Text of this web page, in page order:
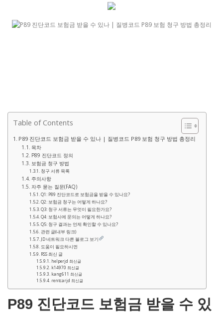
Table of Contents
P89 진단코드 보험금 받을 수 있나 | 질병코드 P89 보험 청구 방법 총정리
목차
P89 진단코드 정의
보험금 청구 방법
청구 서류 목록
주의사항
자주 묻는 질문(FAQ)
Q1: P89 진단코드로 보험금을 받을 수 있나요?
Q2: 보험금 청구는 어떻게 하나요?
Q3: 청구 서류는 무엇이 필요한가요?
Q4: 보험사에 문의는 어떻게 하나요?
Q5: 청구 결과는 언제 확인할 수 있나요?
관련 글(내부 링크)
JD 네트워크 다른 블로그 보기
도움이 필요하시면
RSS 최신 글
helperjd 최신글
k14970 최신글
kang611 최신글
rentcarjd 최신글
P89 진단코드 보험금 받을 수 있